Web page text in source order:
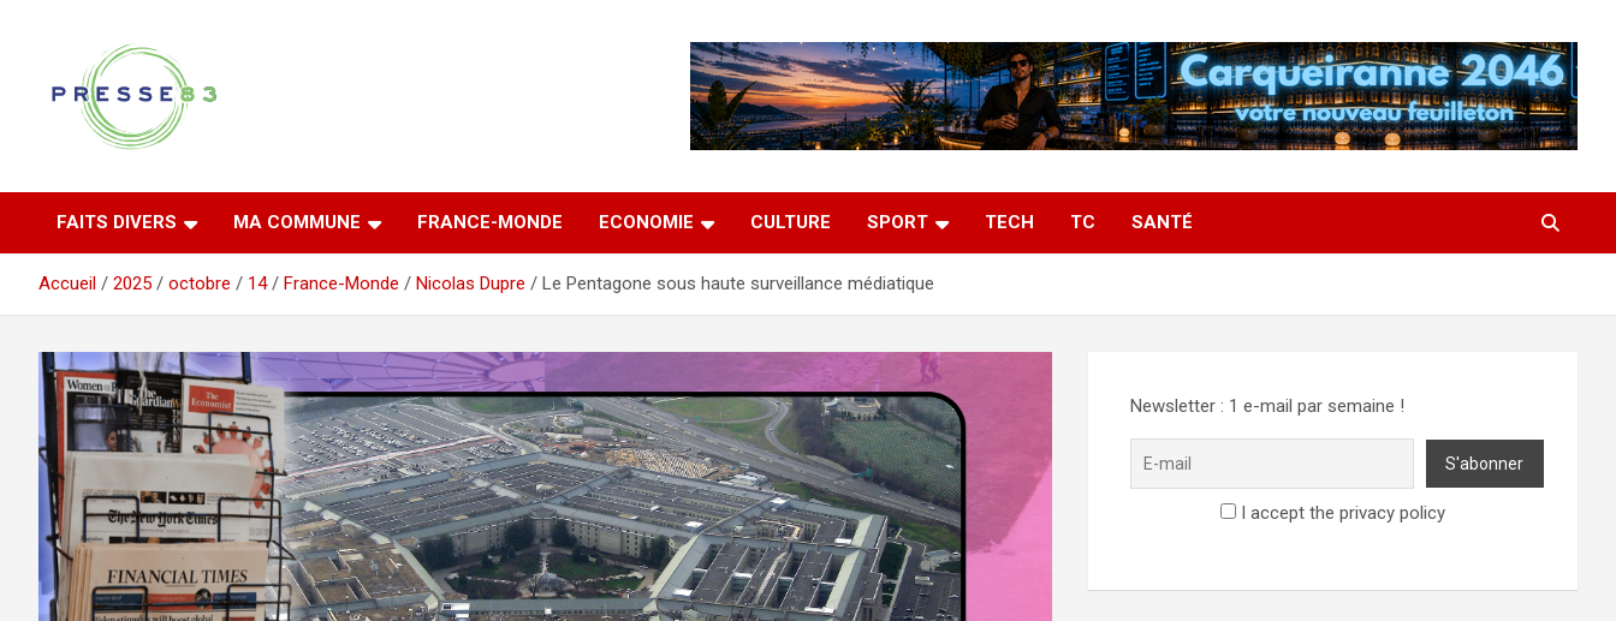
Presse 83
FAITS DIVERS MA COMMUNE FRANCE-MONDE ECONOMIE CULTURE SPORT TECH TC SANTÉ
Accueil 2025 octobre 14 France-Monde Nicolas Dupre Le Pentagone sous haute surveillance médiatique
Newsletter : 1 e-mail par semaine !
I accept the privacy policy